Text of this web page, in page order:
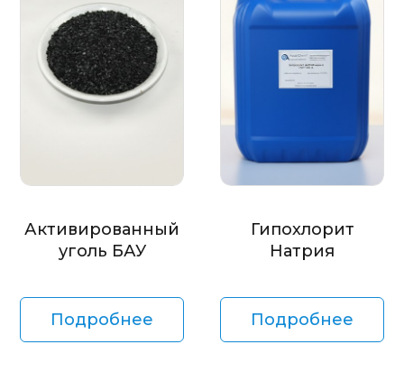
Активированный
уголь БАУ
Подробнее
Гипохлорит
Натрия
Подробнее